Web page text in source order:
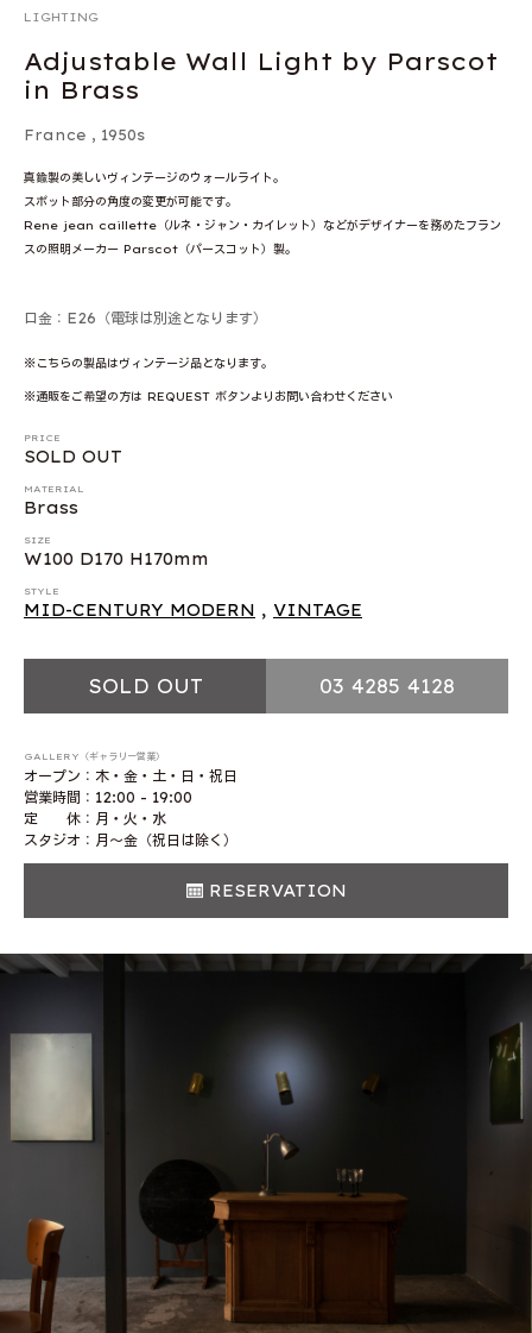
LIGHTING
Adjustable Wall Light by Parscot
in Brass
France , 1950s
真鍮製の美しいヴィンテージのウォールライト。
スポット部分の角度の変更が可能です。
Rene jean caillette（ルネ・ジャン・カイレット）などがデザイナーを務めたフラン
スの照明メーカー Parscot（パースコット）製。
口金：E26（電球は別途となります）
※こちらの製品はヴィンテージ品となります。
※通販をご希望の方は REQUEST ボタンよりお問い合わせください
PRICE
SOLD OUT
MATERIAL
Brass
SIZE
W100 D170 H170mm
STYLE
MID-CENTURY MODERN , VINTAGE
SOLD OUT 03 4285 4128
GALLERY（ギャラリー営業）
オープン：木・金・土・日・祝日
営業時間：12:00 - 19:00
定 休：月・火・水
スタジオ：月〜金（祝日は除く）
RESERVATION